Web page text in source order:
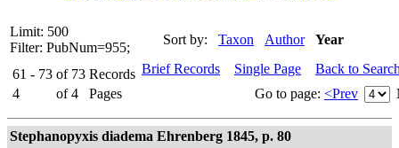
Limit: 500
Filter: PubNum=955;
Sort by: Taxon Author Year
61 - 73 of 73 Records
4
of 4 Pages
Brief Records Single Page
Back to
Go to page: <Prev
Stephanopyxis diadema Ehrenberg 1845, p. 80